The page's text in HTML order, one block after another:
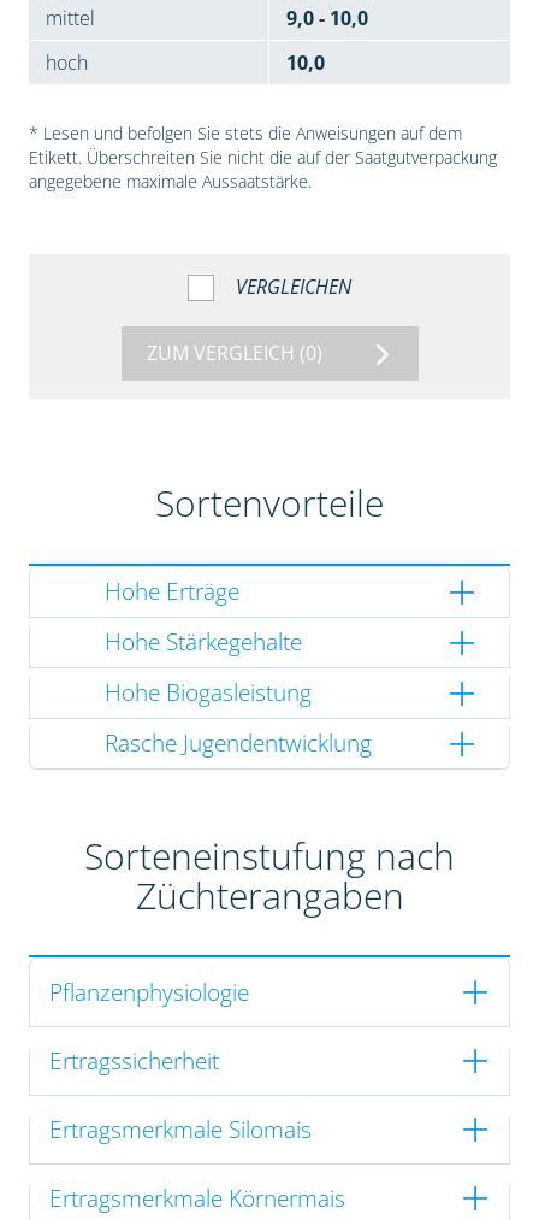
mittel
9,0 - 10,0
hoch
10,0
* Lesen und befolgen Sie stets die Anweisungen auf dem
Etikett. Überschreiten Sie nicht die auf der Saatgutverpackung
angegebene maximale Aussaatstärke.
VERGLEICHEN
ZUM VERGLEICH (0)
Sortenvorteile
Hohe Erträge
Hohe Stärkegehalte
Hohe Biogasleistung
Rasche Jugendentwicklung
Sorteneinstufung nach
Züchterangaben
Pflanzenphysiologie
Ertragssicherheit
Ertragsmerkmale Silomais
Ertragsmerkmale Körnermais